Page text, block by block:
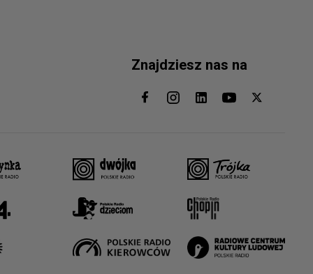
Znajdziesz nas na